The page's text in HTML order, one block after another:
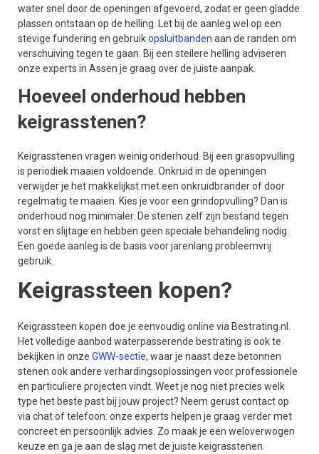
water snel door de openingen afgevoerd, zodat er geen gladde
plassen ontstaan op de helling. Let bij de aanleg wel op een
stevige fundering en gebruikopsluitbanden aan de randen om
verschuiving tegen te gaan. Bij een steilere helling adviseren
onze experts in Assen je graag over de juiste aanpak.
Hoeveel onderhoud hebben
keigrasstenen?
Keigrasstenen vragen weinig onderhoud. Bij een grasopvulling
is periodiek maaien voldoende. Onkruid in de openingen
verwijder je het makkelijkst met een onkruidbrander of door
regelmatig te maaien. Kies je voor een grindopvulling? Dan is
onderhoud nog minimaler. De stenen zelf zijn bestand tegen
vorst en slijtage en hebben geen speciale behandeling nodig.
Een goede aanleg is de basis voor jarenlang probleemvrij
gebruik.
Keigrassteen kopen?
Keigrassteen kopen doe je eenvoudig online via Bestrating.nl.
Het volledige aanbod waterpasserende bestrating is ook te
bekijken in onze GWW-sectie, waar je naast deze betonnen
stenen ook andere verhardingsoplossingen voor professionele
en particuliere projecten vindt. Weet je nog niet precies welk
type het beste past bij jouw project? Neem gerust contact op
via chat of telefoon: onze experts helpen je graag verder met
concreet en persoonlijk advies. Zo maak je een weloverwogen
keuze en ga je aan de slag met de juiste keigrasstenen.